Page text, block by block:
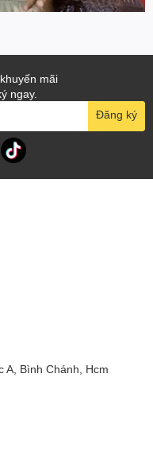
mãi
ngay.
Đăng ký
A, Bình Chánh, Hcm